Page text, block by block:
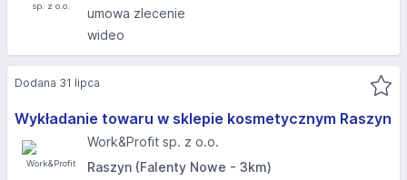
umowa zlecenie
wideo
Wykładanie towaru w sklepie kosmetycznym Raszyn
Work&Profit sp. z o.o.
Raszyn (Falenty Nowe - 3km)
Dodana 31 lipca